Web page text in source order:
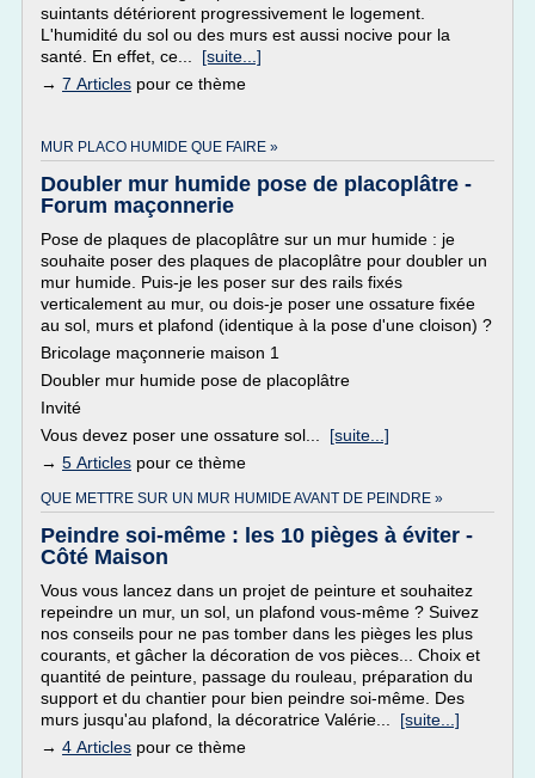
suintants détériorent progressivement le logement.
L'humidité du sol ou des murs est aussi nocive pour la
santé. En effet, ce... [suite...]
→ 7 Articles pour ce thème
MUR PLACO HUMIDE QUE FAIRE »
Doubler mur humide pose de placoplâtre -
Forum maçonnerie
Pose de plaques de placoplâtre sur un mur humide : je
souhaite poser des plaques de placoplâtre pour doubler un
mur humide. Puis-je les poser sur des rails fixés
verticalement au mur, ou dois-je poser une ossature fixée
au sol, murs et plafond (identique à la pose d'une cloison) ?
Bricolage maçonnerie maison 1
Doubler mur humide pose de placoplâtre
Invité
Vous devez poser une ossature sol... [suite...]
→ 5 Articles pour ce thème
QUE METTRE SUR UN MUR HUMIDE AVANT DE PEINDRE »
Peindre soi-même : les 10 pièges à éviter -
Côté Maison
Vous vous lancez dans un projet de peinture et souhaitez
repeindre un mur, un sol, un plafond vous-même ? Suivez
nos conseils pour ne pas tomber dans les pièges les plus
courants, et gâcher la décoration de vos pièces... Choix et
quantité de peinture, passage du rouleau, préparation du
support et du chantier pour bien peindre soi-même. Des
murs jusqu'au plafond, la décoratrice Valérie... [suite...]
→ 4 Articles pour ce thème